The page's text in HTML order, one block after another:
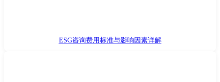
ESG咨询费用标准与影响因素详解